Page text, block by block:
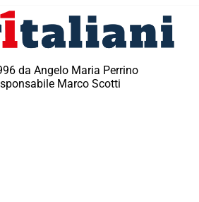
da Angelo Maria Perrino
Marco Scotti